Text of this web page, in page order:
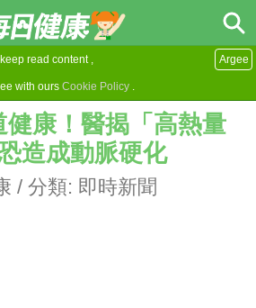
keep read content ,
with ours Cookie Policy .
Argee
康！醫揭「高熱量
造成動脈硬化
/ 分類: 即時新聞